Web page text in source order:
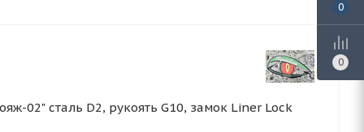
02" сталь D2, рукоять G10, замок Liner Lock
0
0